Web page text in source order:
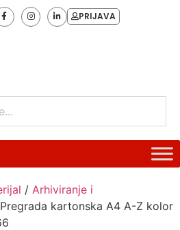
PRIJAVA
/ Arhiviranje i
kartonska A4 A-Z kolor